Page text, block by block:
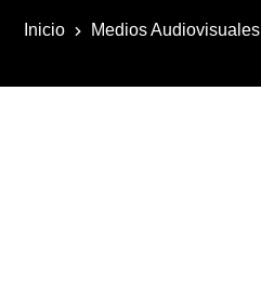
Inicio Medios Audiovisuales